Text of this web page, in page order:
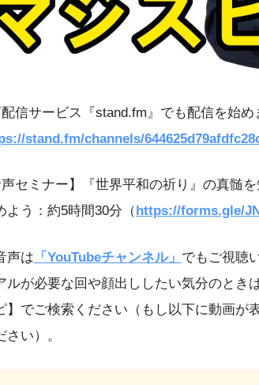
信サービス『stand.fm』でも配信を始め
stand.fm/channels/
セミナー】『世界平和の祈り』の真髄
よう：約5時間30分（ https://forms.gle/
声は 「YouTubeチャンネル」 でもご視聴
ルが必要な回や顔出ししたい気分のとき
】でご検索ください（もし以下に動画が
さい）。